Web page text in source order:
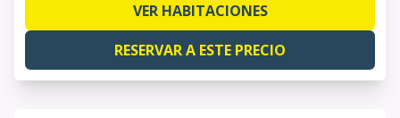
VER HABITACIONES
RESERVAR A ESTE PRECIO